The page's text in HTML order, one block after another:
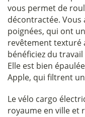
vous permet de
décontractée. Vous
poignées, qui ont
revêtement texturé
bénéficiez du
Elle est bien
Apple, qui filtrent
Le vélo cargo
royaume en ville et